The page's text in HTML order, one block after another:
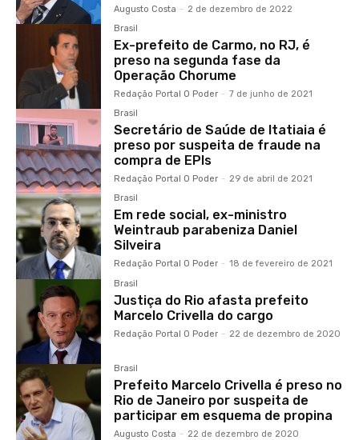
Augusto Costa - 2 de dezembro de 2022
Brasil
Ex-prefeito de Carmo, no RJ, é
preso na segunda fase da
Operação Chorume
Redação Portal O Poder - 7 de junho de 2021
Brasil
Secretário de Saúde de Itatiaia é
preso por suspeita de fraude na
compra de EPIs
Redação Portal O Poder - 29 de abril de 2021
Brasil
Em rede social, ex-ministro
Weintraub parabeniza Daniel
Silveira
Redação Portal O Poder - 18 de fevereiro de 2021
Brasil
Justiça do Rio afasta prefeito
Marcelo Crivella do cargo
Redação Portal O Poder - 22 de dezembro de 2020
Brasil
Prefeito Marcelo Crivella é preso no
Rio de Janeiro por suspeita de
participar em esquema de propina
Augusto Costa - 22 de dezembro de 2020